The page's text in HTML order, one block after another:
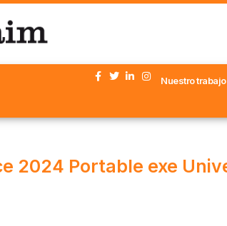
Nuestro trabajo
2024 Portable exe